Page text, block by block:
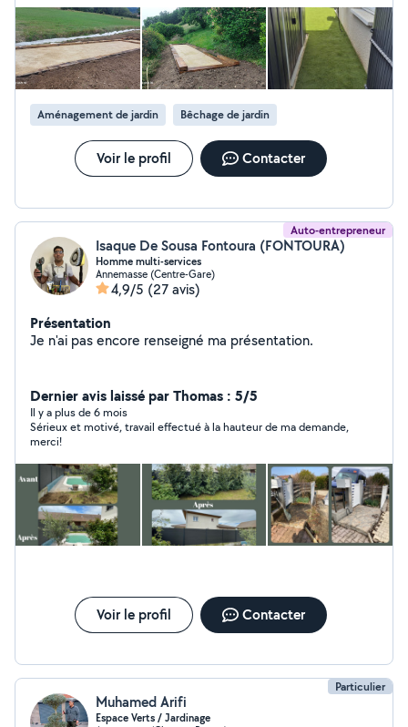
la création paysagère que nous avons finalement choisie. Le
résultat est au-delà de mes attentes, et c’est un réel plaisir de
voir le jardin transformé. Je recommande Karl sans la moindre
hésitation !
Aménagement de jardin Bêchage de jardin
Voir le profil Contacter
Auto-entrepreneur
Isaque De Sousa Fontoura (FONTOURA)
Homme multi-services
Annemasse (Centre-Gare)
4,9/5 (27 avis)
Présentation
Je n'ai pas encore renseigné ma présentation.
Dernier avis laissé par Thomas : 5/5
Il y a plus de 6 mois
Sérieux et motivé, travail effectué à la hauteur de ma demande,
merci!
Voir le profil Contacter
Particulier
Muhamed Arifi
Espace Verts / Jardinage